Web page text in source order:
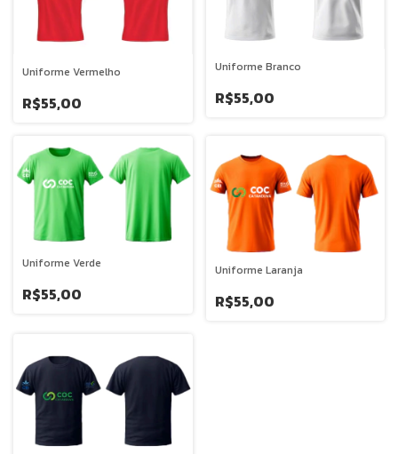
Uniforme Vermelho
R$55,00
Uniforme Branco
R$55,00
Uniforme Verde
R$55,00
Uniforme Laranja
R$55,00